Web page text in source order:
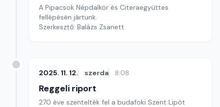
A Pipacsok Népdalkör és Citeraegyüttes
fellépésén jártunk.
Szerkesztő: Balázs Zsanett
2025. 11. 12. szerda 8:08
Reggeli riport
270 éve szentelték fel a budafoki Szent Lipót